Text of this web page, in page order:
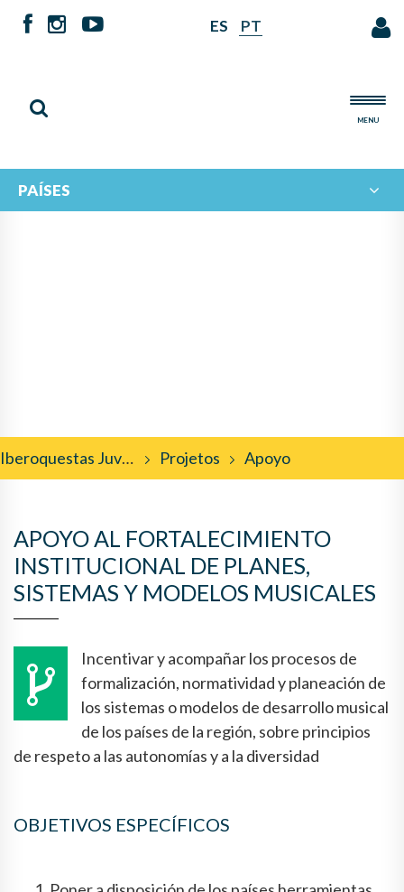
ES PT
MENU
PAÍSES
Iberoquestas Juveniles Projetos Apoyo
APOYO AL FORTALECIMIENTO
INSTITUCIONAL DE PLANES,
SISTEMAS Y MODELOS MUSICALES
Incentivar y acompañar los procesos de
formalización, normatividad y planeación de
los sistemas o modelos de desarrollo musical
de los países de la región, sobre principios
de respeto a las autonomías y a la diversidad
OBJETIVOS ESPECÍFICOS